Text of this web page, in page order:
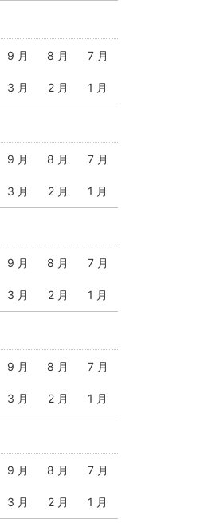
9 月 8 月 7 月
3 月 2 月 1 月
9 月 8 月 7 月
3 月 2 月 1 月
9 月 8 月 7 月
3 月 2 月 1 月
9 月 8 月 7 月
3 月 2 月 1 月
9 月 8 月 7 月
3 月 2 月 1 月